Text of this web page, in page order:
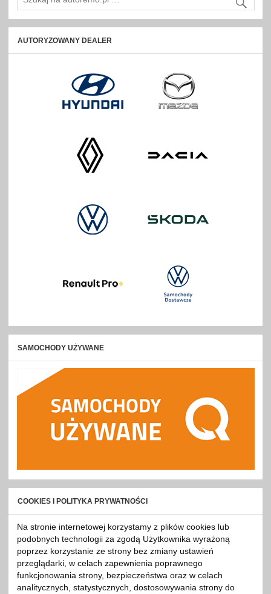
AUTORYZOWANY DEALER
SAMOCHODY UŻYWANE
COOKIES I POLITYKA PRYWATNOŚCI
Na stronie internetowej korzystamy z plików cookies lub
podobnych technologii za zgodą Użytkownika wyrażoną
poprzez korzystanie ze strony bez zmiany ustawień
przeglądarki, w celach zapewnienia poprawnego
funkcjonowania strony, bezpieczeństwa oraz w celach
analitycznych, statystycznych, dostosowywania strony do